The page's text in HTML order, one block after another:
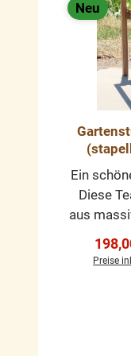
in vielen Maßen
erhältlich.
ein dichtes
mit einem
natürlichen
daher von Natur
wasserabweisend
sehr robust.
Abweichungen
Struktur und
handelsüblich
unvermeidbar.
Blumenmuster
Neu
Ein
Diese
aus
Preise